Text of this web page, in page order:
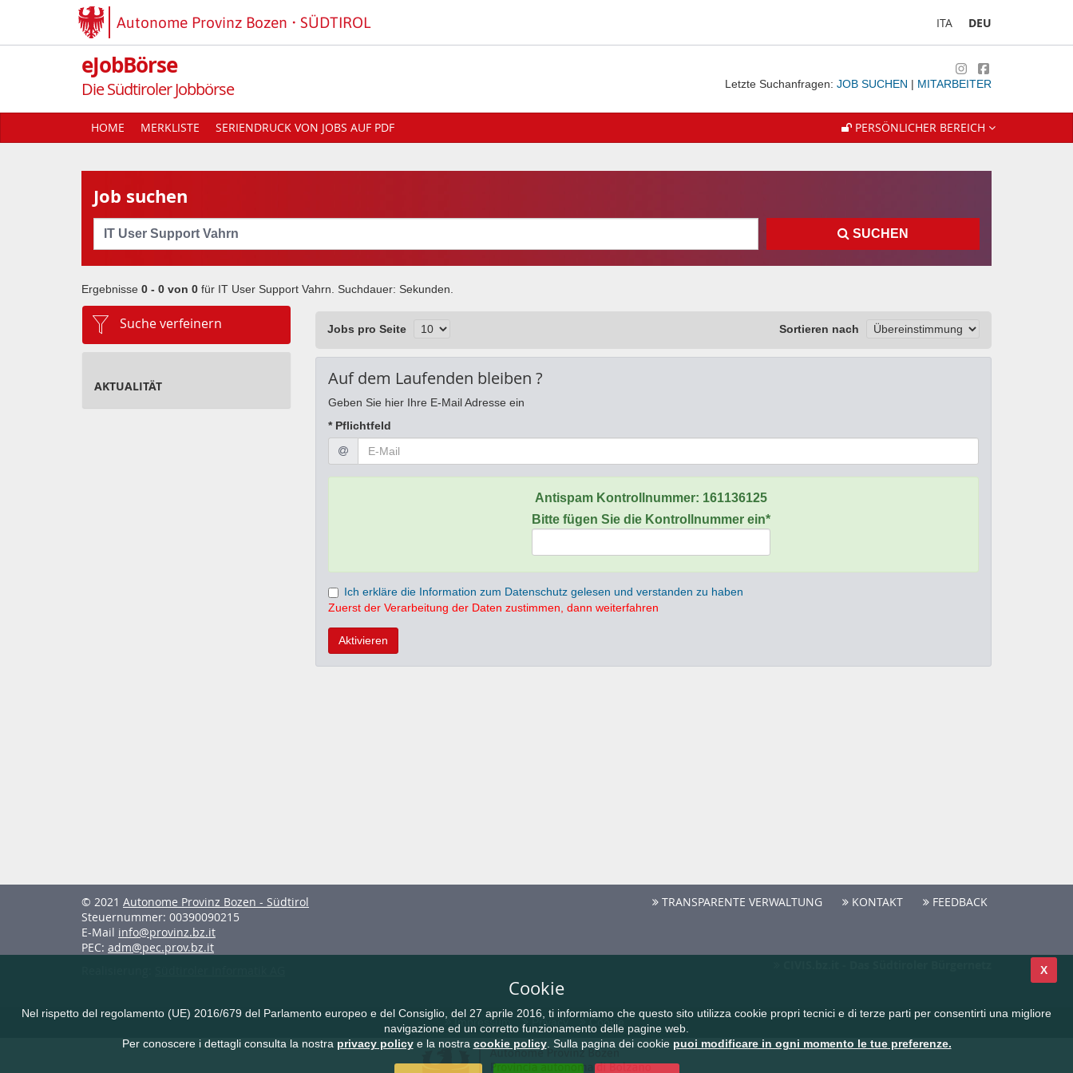
Autonome Provinz Bozen SÜDTIROL ITA DEU
eJobBörse
Die Südtiroler Jobbörse Letzte Suchanfragen: JOB SUCHEN | MITARBEITER
HOME MERKLISTE SERIENDRUCK VON JOBS AUF PDF PERSÖNLICHER BEREICH
Job suchen
SUCHEN
Ergebnisse 0 - 0 von 0 für IT User Support Vahrn . Suchdauer: Sekunden.
Suche verfeinern
AKTUALITÄT
Jobs pro Seite Sortieren nach
Auf dem Laufenden bleiben ?
Geben Sie hier Ihre E-Mail Adresse ein
* Pflichtfeld
Antispam Kontrollnummer: 161136125
Bitte fügen Sie die Kontrollnummer ein*
Ich erkläre die Information zum Datenschutz gelesen und verstanden zu haben
Zuerst der Verarbeitung der Daten zustimmen, dann weiterfahren
Aktivieren
© 2021 Autonome Provinz Bozen - Südtirol
Steuernummer: 00390090215
E-Mail info@provinz.bz.it
PEC: adm@pec.prov.bz.it
TRANSPARENTE VERWALTUNG KONTAKT FEEDBACK
Impressum Privacy Cookie
X
Cookie
Nel rispetto del regolamento (UE) 2016/679 del Parlamento europeo e del Consiglio, del 27 aprile 2016, ti informiamo che questo sito utilizza cookie propri tecnici e di terze parti per consentirti una migliore
navigazione ed un corretto funzionamento delle pagine web.
Per conoscere i dettagli consulta la nostra privacy policye la nostra cookie policy. Sulla pagina dei cookie puoi modificare in ogni momento le tue preferenze.